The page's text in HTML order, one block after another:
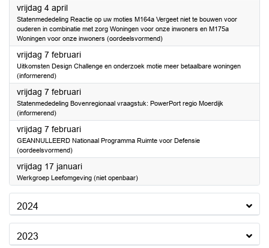
vrijdag 4 april2025
Statenmededeling Reactie op uw moties M164a Vergeet niet te bouwen voor
ouderen in combinatie met zorg Woningen voor onze inwoners en M175a
Woningen voor onze inwoners (oordeelsvormend)
vrijdag 7 februari2025
Uitkomsten Design Challenge en onderzoek motie meer betaalbare woningen
(informerend)
vrijdag 7 februari2025
Statenmededeling Bovenregionaal vraagstuk: PowerPort regio Moerdijk
(informerend)
vrijdag 7 februari2025
GEANNULLEERD Nationaal Programma Ruimte voor Defensie
(oordeelsvormend)
vrijdag 17 januari2025
Werkgroep Leefomgeving (niet openbaar)
2024
2023